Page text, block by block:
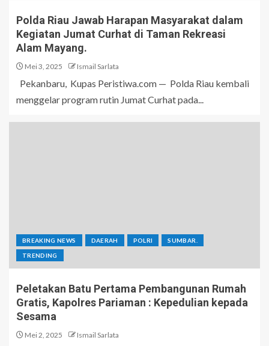
Polda Riau Jawab Harapan Masyarakat dalam
Kegiatan Jumat Curhat di Taman Rekreasi
Alam Mayang.
Mei 3, 2025 Ismail Sarlata
Pekanbaru, Kupas Peristiwa.com — Polda Riau kembali
menggelar program rutin Jumat Curhat pada...
BREAKING NEWS DAERAH POLRI SUMBAR.
TRENDING
Peletakan Batu Pertama Pembangunan Rumah
Gratis, Kapolres Pariaman : Kepedulian kepada
Sesama
Mei 2, 2025 Ismail Sarlata